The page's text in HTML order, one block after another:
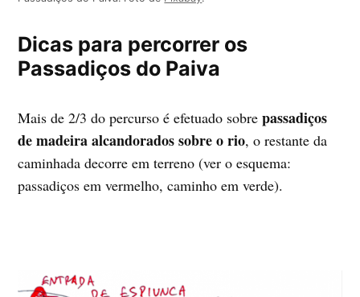
Dicas para percorrer os
Passadiços do Paiva
Mais de 2/3 do percurso é efetuado sobrepassadiços
de madeira alcandorados sobre o rio, o restante da
caminhada decorre em terreno (ver o esquema:
passadiços em vermelho, caminho em verde).